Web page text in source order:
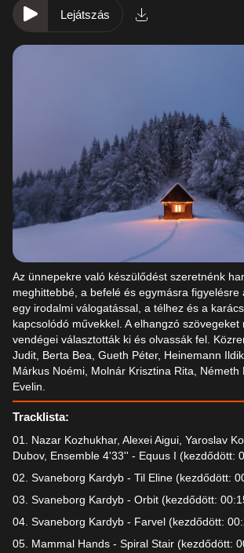
Lejátszás
Az ünnepekre való készülődést szeretnénk
meghittebbé, a befelé és egymásra figyelésre
egy irodalmi válogatással, a télhez és a
kapcsolódó művekkel. A elhangzó szövegeket
vendégei választották ki és olvassák fel.
Judit, Berta Bea, Gueth Péter, Heinemann
Márkus Noémi, Molnár Krisztina Rita, Németh
Evelin.
Tracklista:
01. Nazar Kozhukhar, Alexei Aigui, Yaroslav
Dubov, Ensemble 4'33'' - Equus I (kezdődött:
02. Svaneborg Kardyb - Til Eline (kezdődött:
03. Svaneborg Kardyb - Orbit (kezdődött:
04. Svaneborg Kardyb - Farvel (kezdődött:
05. Mammal Hands - Spiral Stair (kezdődött: